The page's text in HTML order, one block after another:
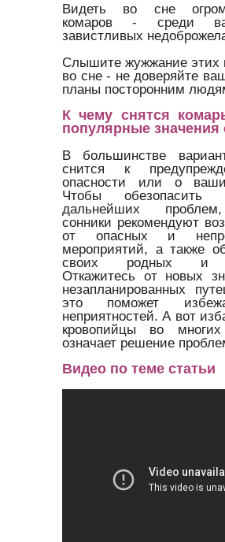
Видеть во сне
комаров - среди
завистливых
Слышите жужжание этих
во сне - не доверяйте
планы посторонним
К чему снятся
популярные значения
В большинстве
снится к
опасности или о
Чтобы
дальнейших
сонники рекомендуют
от опасных и
мероприятий, а также
своих родных и
Откажитесь от новых
незапланированных
это поможет
неприятностей. А вот
кровопийцы во многих
означает решение
Видео по теме статьи